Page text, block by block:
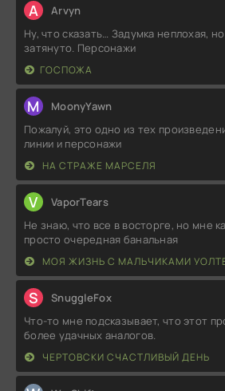
A Arvyn
Ну, что сказать… Задумка неплохая,
затянуто. Персонажи
ГОСПОЖА
M MoonyYawn
Пожалуй, это одно из тех
линии и персонажи
НА СТРАЖЕ МАРСЕЛЯ
V VaporTears
Не знаю, что все в восторге, но мне
просто очередная банальная
МОЯ ЖИЗНЬ С МАЛЬЧИКАМИ
S SnuggleFox
Что-то мне подсказывает, что этот
более удачных аналогов.
ЧЕРТОВСКИ СЧАСТЛИВЫЙ ДЕНЬ